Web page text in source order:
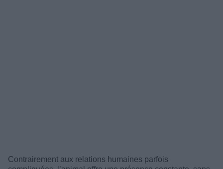
Contrairement aux relations humaines parfois